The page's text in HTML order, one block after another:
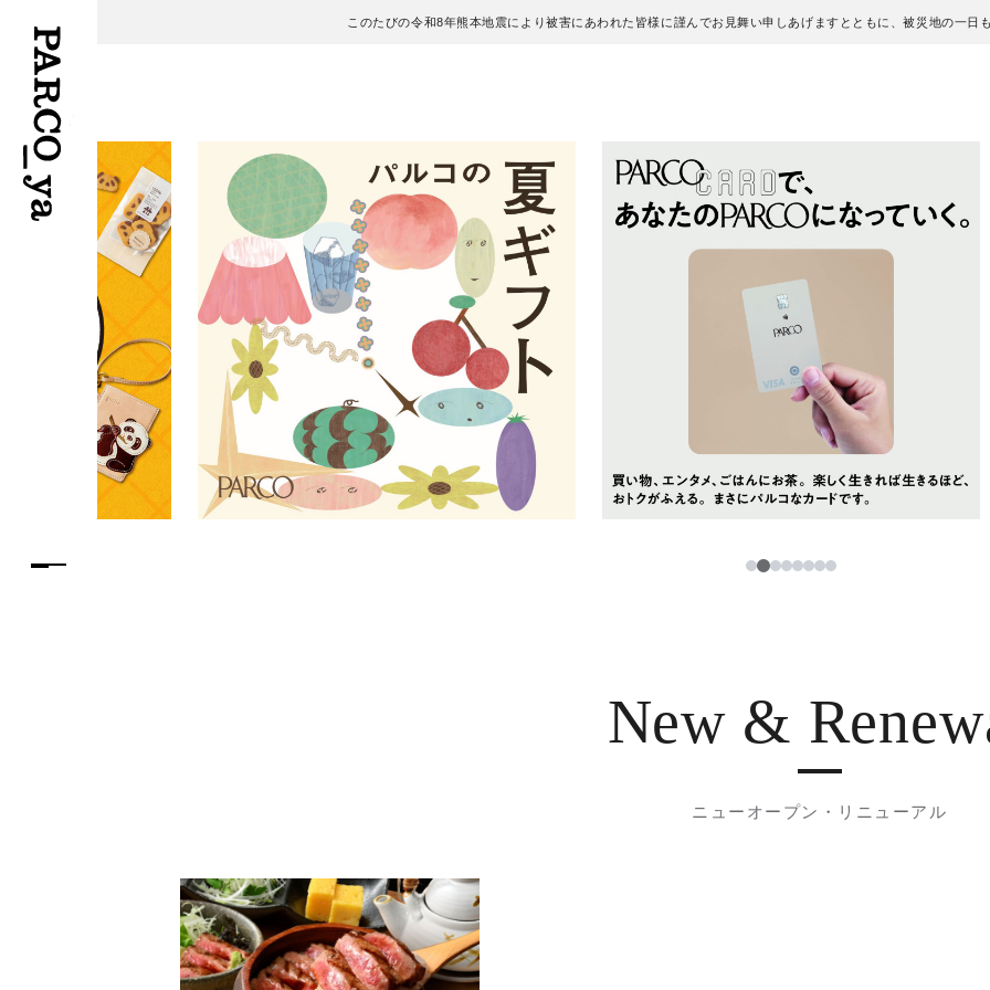
このたびの令和8年熊本地震により被害にあわれた皆様に謹んでお見舞い申しあげますとともに、被災地の一日
フロアガイド
施設案内・アクセス
イベント・ポップアップ
レストラン・カフェ
TAX FREE
PARCOメンバーズ
ENGLISH
繁体字
簡体字
ภาษาไทย
日本語
12345678
New &
ニューオープン・リニューアル